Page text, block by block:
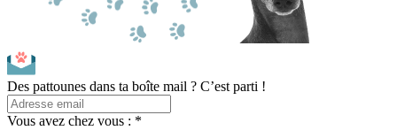
Des pattounes dans ta boîte mail ? C’est parti !
Vous avez chez vous : *